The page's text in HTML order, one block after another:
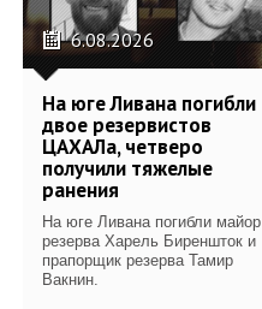
6.08.2026
На юге Ливана погибли
двое резервистов
ЦАХАЛа, четверо
получили тяжелые
ранения
На юге Ливана погибли майор
резерва Харель Биреншток и
прапорщик резерва Тамир
Вакнин.